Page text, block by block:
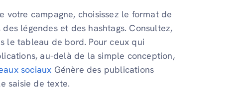
votre campagne, choisissez le format de
légendes et des hashtags. Consultez,
le tableau de bord. Pour ceux qui
au-delà de la simple conception,
sociaux Génère des publications
saisie de texte.